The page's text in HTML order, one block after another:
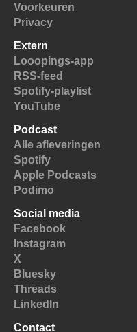
Voorkeuren
Privacy
Extern
Looopings-app
RSS-feed
Spotify-playlist
YouTube
Podcast
Alle afleveringen
Spotify
Apple Podcasts
Podimo
Social media
Facebook
Instagram
X
Bluesky
Threads
LinkedIn
Contact